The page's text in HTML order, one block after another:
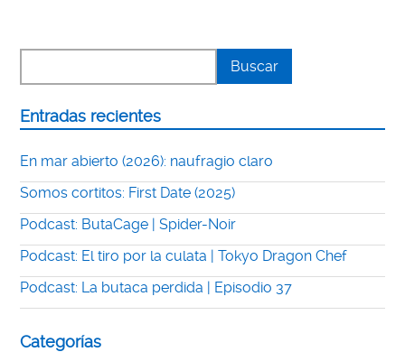
Entradas recientes
En mar abierto (2026): naufragio claro
Somos cortitos: First Date (2025)
Podcast: ButaCage | Spider-Noir
Podcast: El tiro por la culata | Tokyo Dragon Chef
Podcast: La butaca perdida | Episodio 37
Categorías